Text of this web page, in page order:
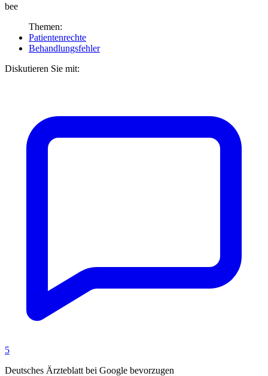
bee
Themen:
Patientenrechte
Behandlungsfehler
Diskutieren Sie mit:
5
Deutsches Ärzteblatt bei Google bevorzugen